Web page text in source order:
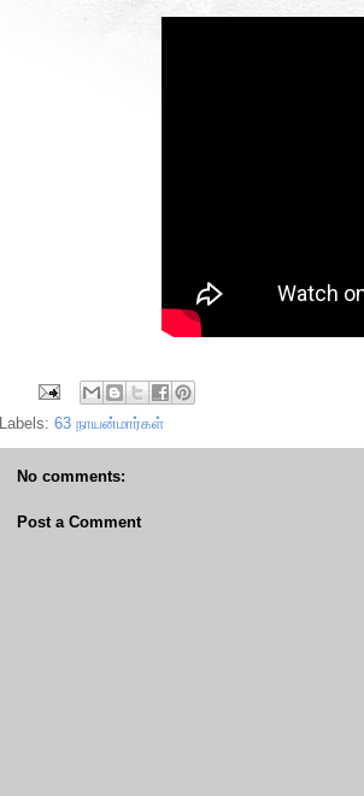
Labels: 63 நாயன்மார்கள்
No comments:
Post a Comment